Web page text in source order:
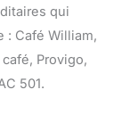
qui
: Café William,
Provigo,
501.